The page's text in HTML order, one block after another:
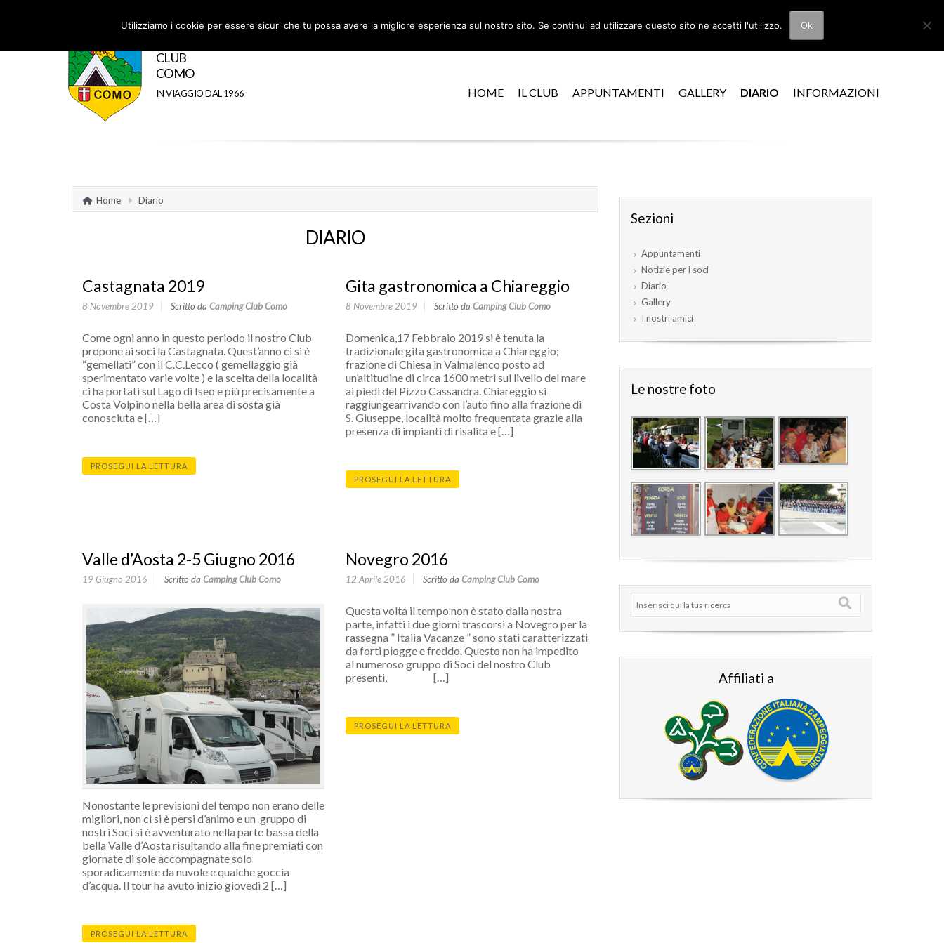
CLUB
COMO
IN VIAGGIO DAL 1966 HOME IL CLUB APPUNTAMENTI GALLERY DIARIO INFORMAZIONI
Home Diario
DIARIO
Castagnata 2019
8 Novembre 2019 Scritto da Camping Club Como
Come ogni anno in questo periodo il nostro Club
propone ai soci la Castagnata. Quest’anno ci si è
“gemellati” con il C.C.Lecco ( gemellaggio già
sperimentato varie volte ) e la scelta della località
ci ha portati sul Lago di Iseo e più precisamente a
Costa Volpino nella bella area di sosta già
conosciuta e […]
PROSEGUI LA LETTURA
Gita gastronomica a Chiareggio
8 Novembre 2019 Scritto da Camping Club Como
Domenica,17 Febbraio 2019 si è tenuta la
tradizionale gita gastronomica a Chiareggio;
frazione di Chiesa in Valmalenco posto ad
un’altitudine di circa 1600 metri sul livello del mare
ai piedi del Pizzo Cassandra. Chiareggio si
raggiungearrivando con l’auto fino alla frazione di
S. Giuseppe, località molto frequentata grazie alla
presenza di impianti di risalita e […]
PROSEGUI LA LETTURA
Valle d’Aosta 2-5 Giugno 2016
19 Giugno 2016 Scritto da Camping Club Como
Nonostante le previsioni del tempo non erano delle
migliori, non ci si è persi d’animo e un gruppo di
nostri Soci si è avventurato nella parte bassa della
bella Valle d’Aosta risultando alla fine premiati con
giornate di sole accompagnate solo
sporadicamente da nuvole e qualche goccia
d’acqua. Il tour ha avuto inizio giovedì 2 […]
PROSEGUI LA LETTURA
Novegro 2016
12 Aprile 2016 Scritto da Camping Club Como
Questa volta il tempo non è stato dalla nostra
parte, infatti i due giorni trascorsi a Novegro per la
rassegna ” Italia Vacanze ” sono stati caratterizzati
da forti piogge e freddo. Questo non ha impedito
al numeroso gruppo di Soci del nostro Club
presenti, […]
PROSEGUI LA LETTURA
Sezioni
Appuntamenti
Notizie per i soci
Diario
Gallery
I nostri amici
Le nostre foto
Affiliati a
Utilizziamo i cookie per essere sicuri che tu possa avere la migliore esperienza sul nostro sito. Se continui ad utilizzare questo sito ne accetti l'utilizzo. Ok